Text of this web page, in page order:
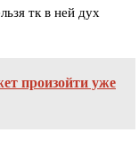
тк в ней дух
произойти уже